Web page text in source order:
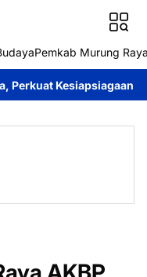
Pemkab Murung
Hadapi Musim